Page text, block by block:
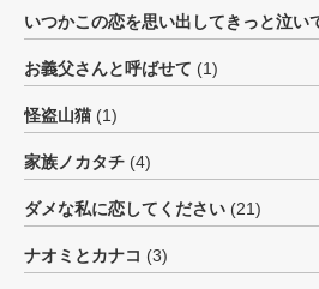
いつかこの恋を思い出してきっと泣い
お義父さんと呼ばせて (1)
怪盗山猫 (1)
家族ノカタチ (4)
ダメな私に恋してください (21)
ナオミとカナコ (3)